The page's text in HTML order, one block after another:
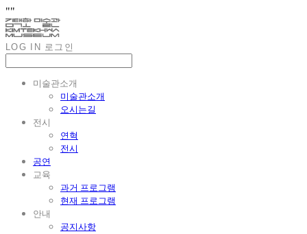
""
LOG IN 로그인
미술관소개
미술관소개
오시는길
전시
연혁
전시
공연
교육
과거 프로그램
현재 프로그램
안내
공지사항